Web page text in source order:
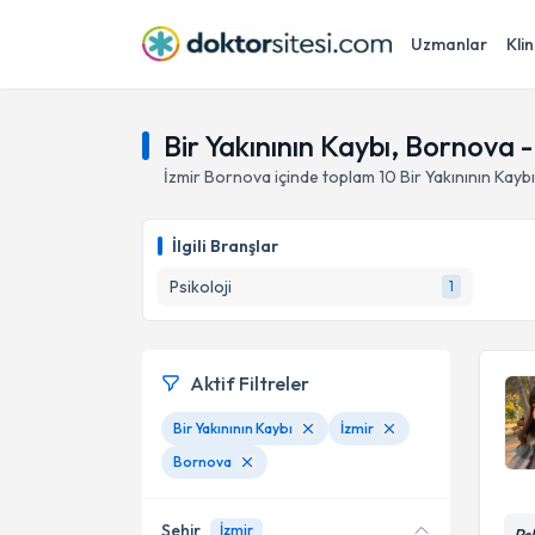
Uzmanlar
Bir Yakınının Kaybı, Bornova
İzmirBornova içinde toplam 10 Bir Yakınının Kaybı
İlgili Branşlar
Psikoloji
1
Aktif Filtreler
Bir Yakınının Kaybı
İzmir
Bornova
Şehir İzmir